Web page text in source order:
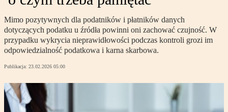
Mimo pozytywnych dla podatników i płatników danych
dotyczących podatku u źródła powinni oni zachować czujność. W
przypadku wykrycia nieprawidłowości podczas kontroli grozi im
odpowiedzialność podatkowa i karna skarbowa.
Publikacja: 23.02.2026 05:00